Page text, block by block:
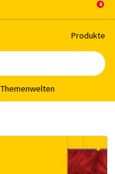
Pro­duk­te
The­men­wel­ten